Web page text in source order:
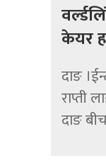
केयर
दाङ
राप्ती
दाङ